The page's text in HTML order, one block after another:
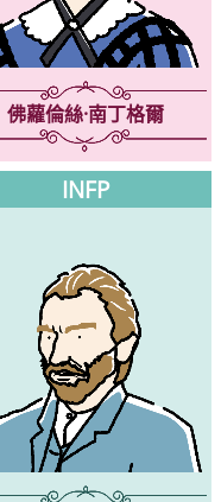
佛蘿倫絲·南丁格爾
INFP